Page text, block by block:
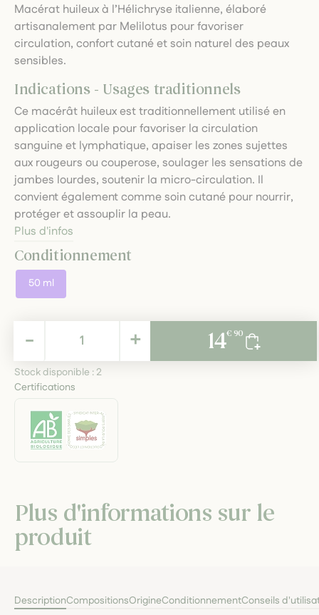
Macérat huileux à l’Hélichryse italienne, élaboré
artisanalement par Melilotus pour favoriser
circulation, confort cutané et soin naturel des peaux
sensibles.
Indications - Usages traditionnels
Ce macérât huileux est traditionnellement utilisé en
application locale pour favoriser la circulation
sanguine et lymphatique, apaiser les zones sujettes
aux rougeurs ou couperose, soulager les sensations de
jambes lourdes, soutenir la micro-circulation. Il
convient également comme soin cutané pour nourrir,
protéger et assouplir la peau.
Plus d'infos
Conditionnement
50 ml
14,90 € TTC+
- 14€ 90
Stock disponible : 2
Certifications
Plus d'informations sur le
produit
DescriptionCompositionsOrigineConditionnementConseils